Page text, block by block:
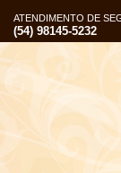
ATENDIMENTO DE
(54) 98145-5232